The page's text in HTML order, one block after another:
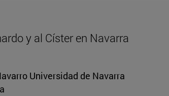
y al Císter en Navarra
Universidad de Navarra